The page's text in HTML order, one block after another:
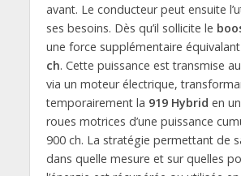
avant. Le conducteur peut ensuite
ses besoins. Dès qu’il sollicite le
une force supplémentaire
ch. Cette puissance est transmise
via un moteur électrique,
temporairement la 919 Hybrid en
roues motrices d’une puissance
900 ch. La stratégie permettant de
dans quelle mesure et sur quelles